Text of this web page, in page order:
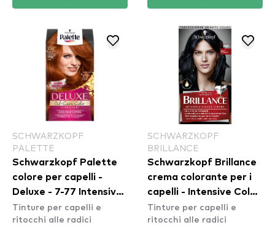
SCHWARZKOPF
PALETTE
Schwarzkopf Palette
colore per capelli -
Deluxe - 7-77 Intensive
Shiny Copper
Tinture per capelli e
ritocchi alle radici
SCHWARZKOPF
BRILLANCE
Schwarzkopf Brillance
crema colorante per i
capelli - Intensive Color
Cream - 891 Blue Black
Tinture per capelli e
ritocchi alle radici